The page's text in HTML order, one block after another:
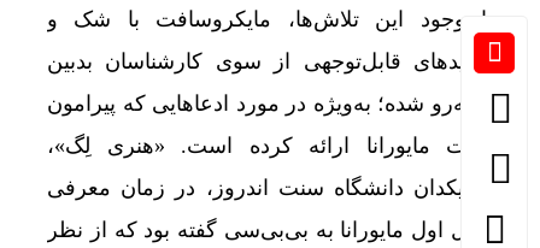
با وجود این تلاش‌ها، مایکروسافت با شک و
تردیدهای قابل‌توجهی از سوی کارشناسان بدبین
روبه‌رو شده؛ به‌ویژه در مورد ادعاهایی که پیرامون
ذرات مایورانا ارائه کرده است. «هنری لِگ»،
فیزیکدان دانشگاه سنت اندروز، در زمان معرفی
نسل اول مایورانا به بی‌بی‌سی گفته بود که از نظر